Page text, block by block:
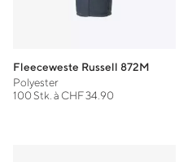
Fleeceweste Russell 872M
Polyester
100 Stk. à CHF 34.90